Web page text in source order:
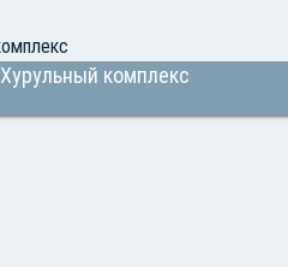
Хурульный комплекс